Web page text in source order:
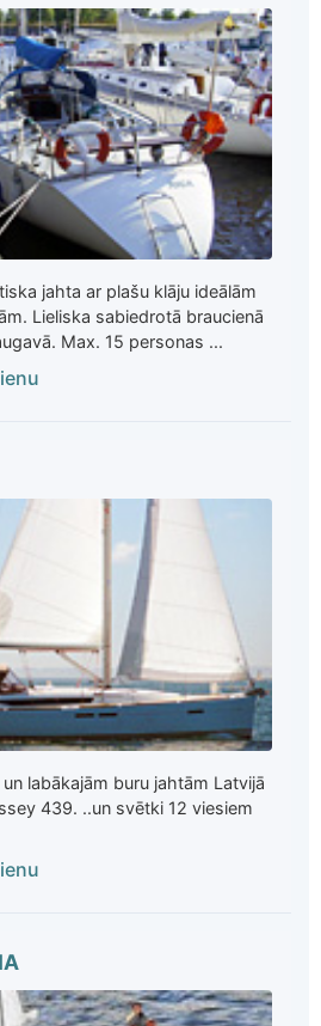
jahta ar plašu klāju ideālām
Lieliska sabiedrotā braucienā
Max. 15 personas ...
labākajām buru jahtām Latvijā
439. ..un svētki 12 viesiem